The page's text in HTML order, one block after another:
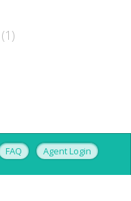
1
FAQ Agent Login